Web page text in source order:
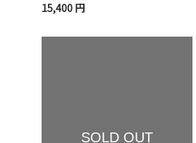
15,400 円
SOLD OUT